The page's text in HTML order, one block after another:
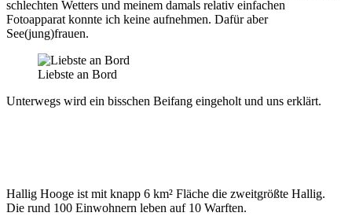
schlechten Wetters und meinem damals relativ einfachen
Fotoapparat konnte ich keine aufnehmen. Dafür aber
See(jung)frauen.
Liebste an Bord
Unterwegs wird ein bisschen Beifang eingeholt und uns erklärt.
Hallig Hooge ist mit knapp 6 km² Fläche die zweitgrößte Hallig.
Die rund 100 Einwohnern leben auf 10 Warften.